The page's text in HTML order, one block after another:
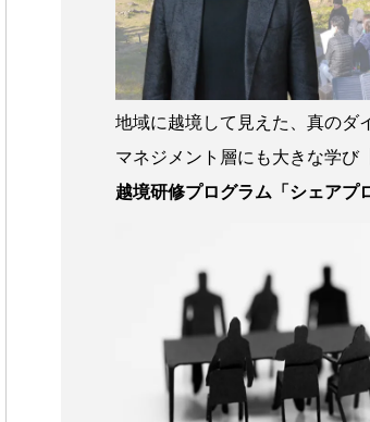
地域に越境して見えた、真のダ
マネジメント層にも大きな学び
越境研修プログラム「シェアプ